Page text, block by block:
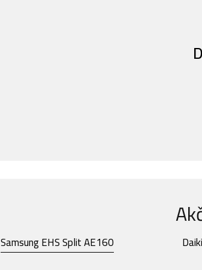
Samsung EHS Split AE160